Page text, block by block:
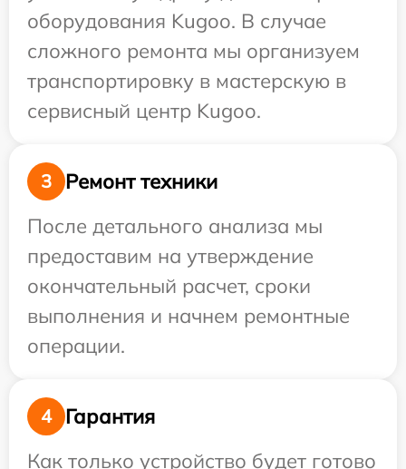
оборудования Kugoo. В случае
сложного ремонта мы организуем
транспортировку в мастерскую в
сервисный центр Kugoo.
3
Ремонт техники
После детального анализа мы
предоставим на утверждение
окончательный расчет, сроки
выполнения и начнем ремонтные
операции.
4
Гарантия
Как только устройство будет готово